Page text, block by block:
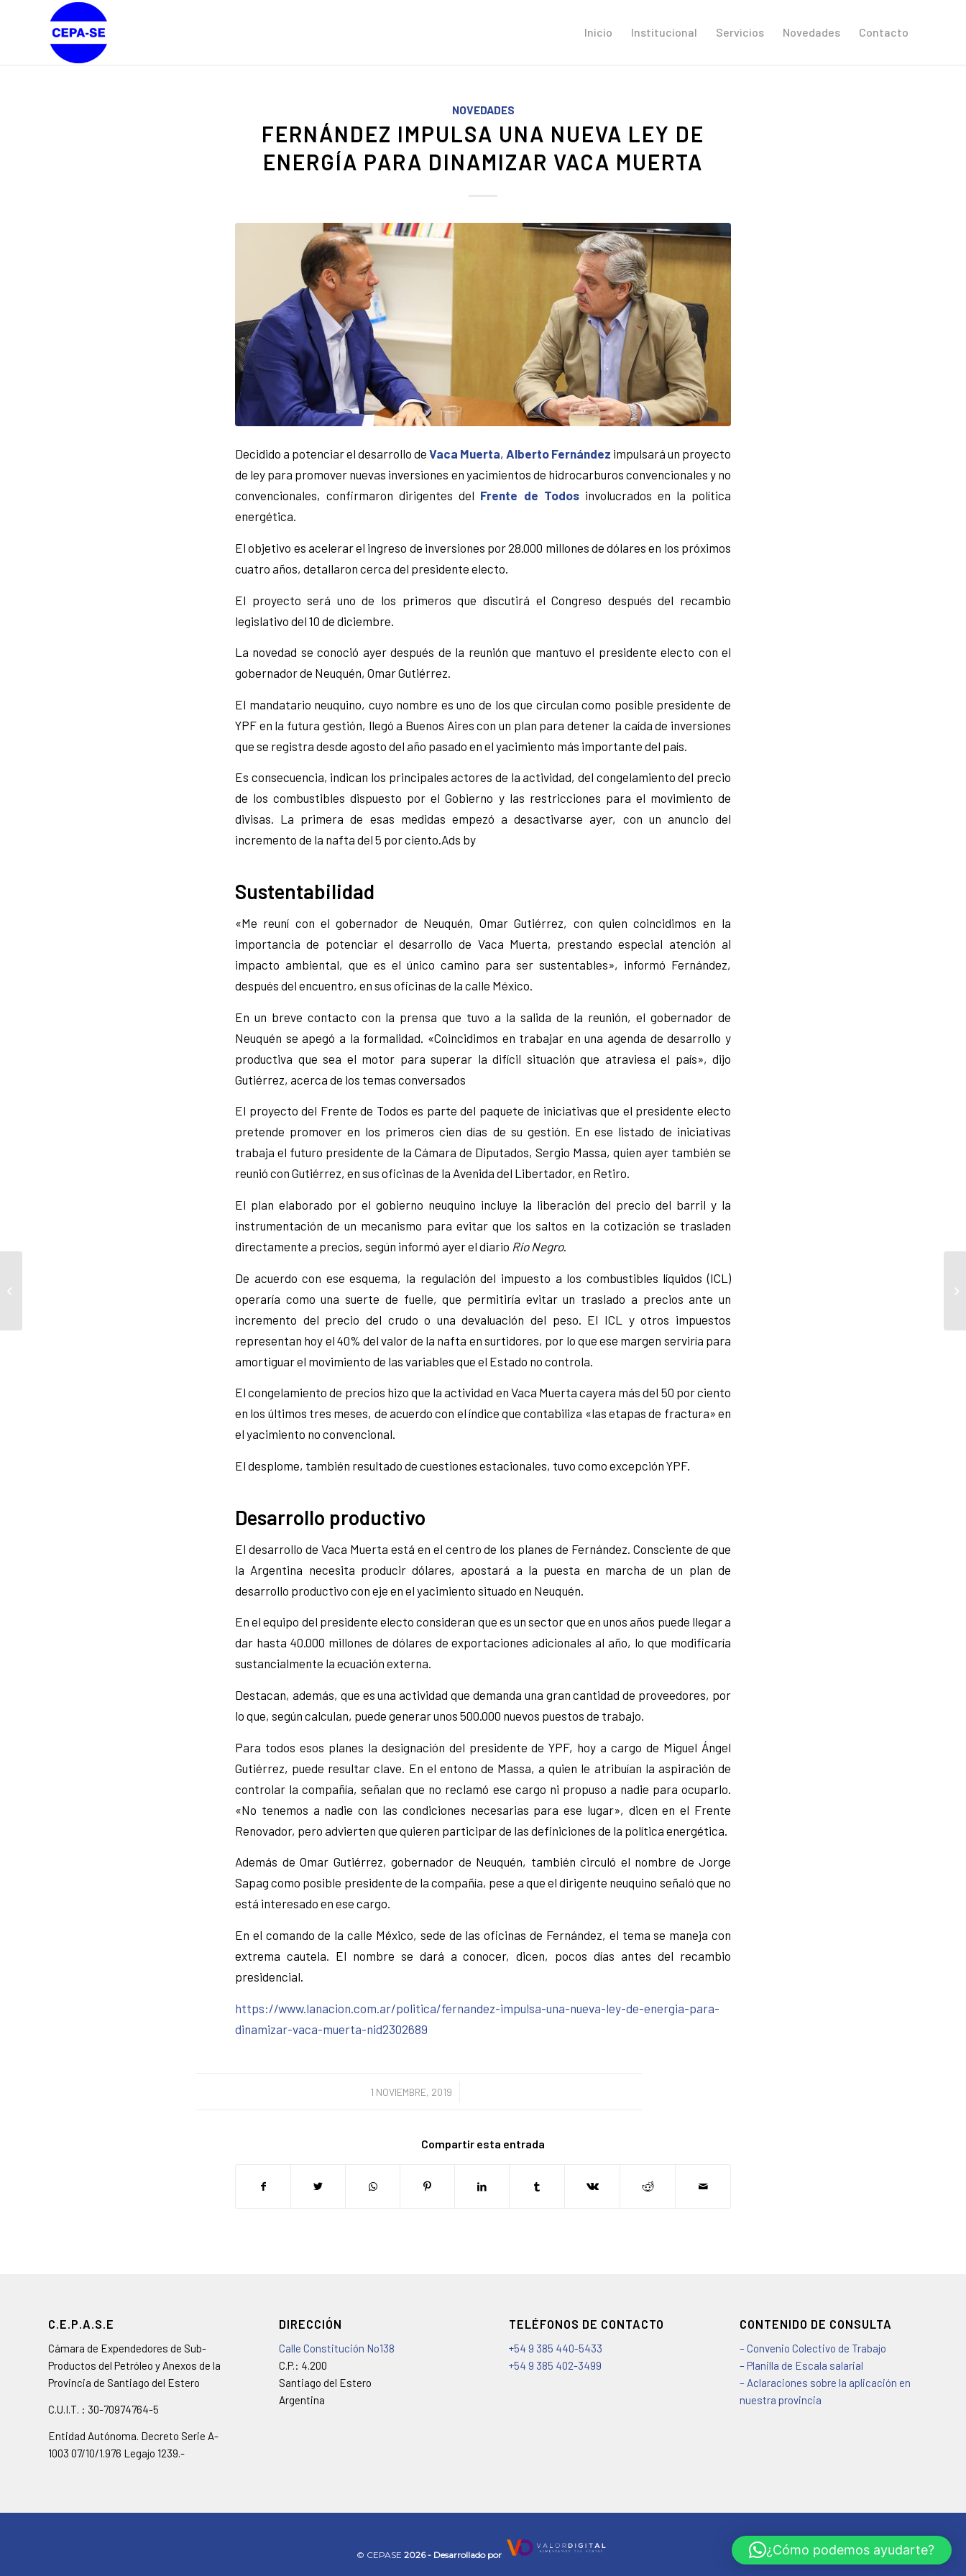
Inicio Institucional Servicios Novedades Contacto
NOVEDADES
FERNÁNDEZ IMPULSA UNA NUEVA LEY DE
ENERGÍA PARA DINAMIZAR VACA MUERTA
Decidido a potenciar el desarrollo de Vaca Muerta, Alberto Fernández impulsará un proyecto
de ley para promover nuevas inversiones en yacimientos de hidrocarburos convencionales y no
convencionales, confirmaron dirigentes del Frente de Todosinvolucrados en la política
energética.
El objetivo es acelerar el ingreso de inversiones por 28.000 millones de dólares en los próximos
cuatro años, detallaron cerca del presidente electo.
El proyecto será uno de los primeros que discutirá el Congreso después del recambio
legislativo del 10 de diciembre.
La novedad se conoció ayer después de la reunión que mantuvo el presidente electo con el
gobernador de Neuquén, Omar Gutiérrez.
El mandatario neuquino, cuyo nombre es uno de los que circulan como posible presidente de
YPF en la futura gestión, llegó a Buenos Aires con un plan para detener la caída de inversiones
que se registra desde agosto del año pasado en el yacimiento más importante del país.
Es consecuencia, indican los principales actores de la actividad, del congelamiento del precio
de los combustibles dispuesto por el Gobierno y las restricciones para el movimiento de
divisas. La primera de esas medidas empezó a desactivarse ayer, con un anuncio del
incremento de la nafta del 5 por ciento.Ads by
Sustentabilidad
«Me reuní con el gobernador de Neuquén, Omar Gutiérrez, con quien coincidimos en la
importancia de potenciar el desarrollo de Vaca Muerta, prestando especial atención al
impacto ambiental, que es el único camino para ser sustentables», informó Fernández,
después del encuentro, en sus oficinas de la calle México.
En un breve contacto con la prensa que tuvo a la salida de la reunión, el gobernador de
Neuquén se apegó a la formalidad. «Coincidimos en trabajar en una agenda de desarrollo y
productiva que sea el motor para superar la difícil situación que atraviesa el país», dijo
Gutiérrez, acerca de los temas conversados
El proyecto del Frente de Todos es parte del paquete de iniciativas que el presidente electo
pretende promover en los primeros cien días de su gestión. En ese listado de iniciativas
trabaja el futuro presidente de la Cámara de Diputados, Sergio Massa, quien ayer también se
reunió con Gutiérrez, en sus oficinas de la Avenida del Libertador, en Retiro.
El plan elaborado por el gobierno neuquino incluye la liberación del precio del barril y la
instrumentación de un mecanismo para evitar que los saltos en la cotización se trasladen
directamente a precios, según informó ayer el diario Río Negro.
De acuerdo con ese esquema, la regulación del impuesto a los combustibles líquidos (ICL)
operaría como una suerte de fuelle, que permitiría evitar un traslado a precios ante un
incremento del precio del crudo o una devaluación del peso. El ICL y otros impuestos
representan hoy el 40% del valor de la nafta en surtidores, por lo que ese margen serviría para
amortiguar el movimiento de las variables que el Estado no controla.
El congelamiento de precios hizo que la actividad en Vaca Muerta cayera más del 50 por ciento
en los últimos tres meses, de acuerdo con el índice que contabiliza «las etapas de fractura» en
el yacimiento no convencional.
El desplome, también resultado de cuestiones estacionales, tuvo como excepción YPF.
Desarrollo productivo
El desarrollo de Vaca Muerta está en el centro de los planes de Fernández. Consciente de que
la Argentina necesita producir dólares, apostará a la puesta en marcha de un plan de
desarrollo productivo con eje en el yacimiento situado en Neuquén.
En el equipo del presidente electo consideran que es un sector que en unos años puede llegar a
dar hasta 40.000 millones de dólares de exportaciones adicionales al año, lo que modificaría
sustancialmente la ecuación externa.
Destacan, además, que es una actividad que demanda una gran cantidad de proveedores, por
lo que, según calculan, puede generar unos 500.000 nuevos puestos de trabajo.
Para todos esos planes la designación del presidente de YPF, hoy a cargo de Miguel Ángel
Gutiérrez, puede resultar clave. En el entono de Massa, a quien le atribuían la aspiración de
controlar la compañía, señalan que no reclamó ese cargo ni propuso a nadie para ocuparlo.
«No tenemos a nadie con las condiciones necesarias para ese lugar», dicen en el Frente
Renovador, pero advierten que quieren participar de las definiciones de la política energética.
Además de Omar Gutiérrez, gobernador de Neuquén, también circuló el nombre de Jorge
Sapag como posible presidente de la compañía, pese a que el dirigente neuquino señaló que no
está interesado en ese cargo.
En el comando de la calle México, sede de las oficinas de Fernández, el tema se maneja con
extrema cautela. El nombre se dará a conocer, dicen, pocos días antes del recambio
presidencial.
https://www.lanacion.com.ar/politica/fernandez-impulsa-una-nueva-ley-de-energia-para-
dinamizar-vaca-muerta-nid2302689
1 NOVIEMBRE, 2019
/
Compartir esta entrada
C.E.P.A.S.E
Cámara de Expendedores de Sub-
Productos del Petróleo y Anexos de la
Provincia de Santiago del Estero
C.U.I.T. : 30-70974764-5
Entidad Autónoma. Decreto Serie A-
1003 07/10/1.976 Legajo 1239.-
DIRECCIÓN
Calle Constitución No138
C.P.: 4.200
Santiago del Estero
Argentina
TELÉFONOS DE CONTACTO
+54 9 385 440-5433
+54 9 385 402-3499
CONTENIDO DE CONSULTA
– Convenio Colectivo de Trabajo
– Planilla de Escala salarial
– Aclaraciones sobre la aplicación en
nuestra provincia
©️ CEPASE 2026 - Desarrollado por ¿Cómo podemos ayudarte?